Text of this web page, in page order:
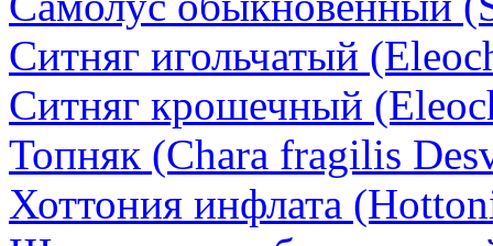
Ситняг игольчатый
Ситняг крошечный
Топняк (Chara fragilis
Хоттония инфлата